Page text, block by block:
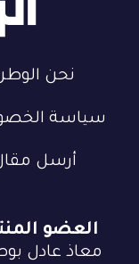
نحن
سياسة
أرسل
العضو
معاذ عادل